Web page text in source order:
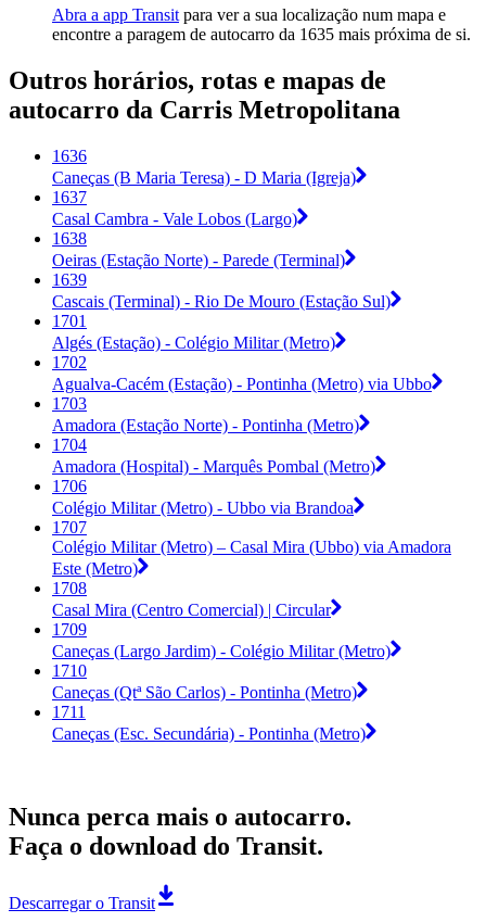
Abra a app Transit para ver a sua localização num mapa e
encontre a paragem de autocarro da 1635 mais próxima de si.
Outros horários, rotas e mapas de
autocarro da Carris Metropolitana
1636
Caneças (B Maria Teresa) - D Maria (Igreja)
1637
Casal Cambra - Vale Lobos (Largo)
1638
Oeiras (Estação Norte) - Parede (Terminal)
1639
Cascais (Terminal) - Rio De Mouro (Estação Sul)
1701
Algés (Estação) - Colégio Militar (Metro)
1702
Agualva-Cacém (Estação) - Pontinha (Metro) via Ubbo
1703
Amadora (Estação Norte) - Pontinha (Metro)
1704
Amadora (Hospital) - Marquês Pombal (Metro)
1706
Colégio Militar (Metro) - Ubbo via Brandoa
1707
Colégio Militar (Metro) – Casal Mira (Ubbo) via Amadora
Este (Metro)
1708
Casal Mira (Centro Comercial) | Circular
1709
Caneças (Largo Jardim) - Colégio Militar (Metro)
1710
Caneças (Qtª São Carlos) - Pontinha (Metro)
1711
Caneças (Esc. Secundária) - Pontinha (Metro)
Nunca perca mais o autocarro.
Faça o download do Transit.
Descarregar o Transit